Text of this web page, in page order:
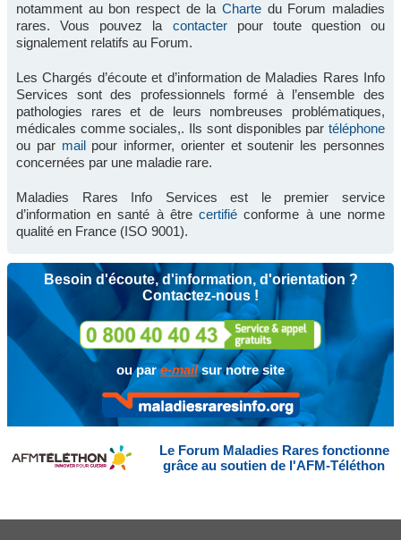
notamment au bon respect de la Charte du Forum maladies
rares. Vous pouvez la contacterpour toute question ou
signalement relatifs au Forum.
Les Chargés d’écoute et d’information de Maladies Rares Info
Services sont des professionnels formé à l’ensemble des
pathologies rares et de leurs nombreuses problématiques,
médicales comme sociales,. Ils sont disponibles par téléphone
ou par mailpour informer, orienter et soutenir les personnes
concernées par une maladie rare.
Maladies Rares Info Services est le premier service
d’information en santé à êtrecertifié conforme à une norme
qualité en France (ISO 9001).
Besoin d'écoute, d'information, d'orientation ?
Contactez-nous !
ou pare-mailsur notre site
Le Forum Maladies Rares fonctionne
grâce au soutien de l'AFM-Téléthon